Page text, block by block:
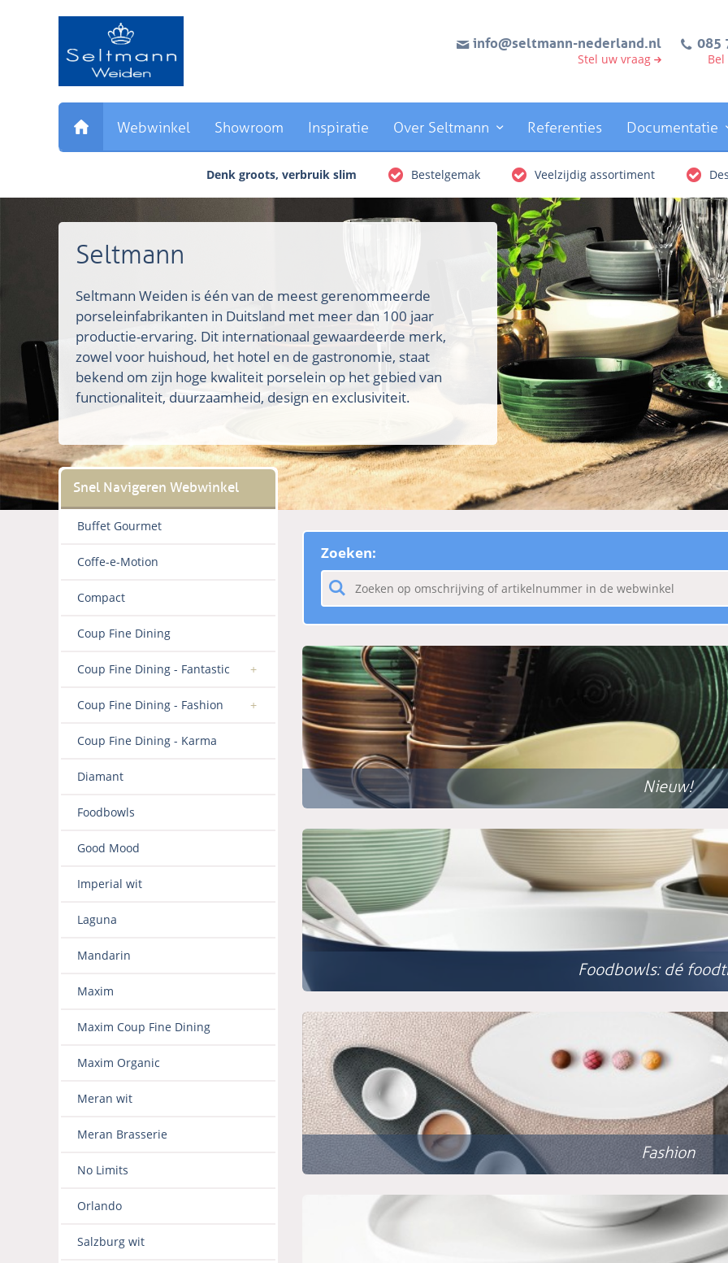
Direct
info@seltmann-nederland.nl
Stel uw vraag
085
Webwinkel Showroom Inspiratie Over Seltmann Referenties Documentatie
Denk groots, verbruik slim Bestelgemak Veelzijdig assortiment
Seltmann
Seltmann Weiden is één van de meest gerenommeerde
porseleinfabrikanten in Duitsland met meer dan 100 jaar
productie-ervaring. Dit internationaal gewaardeerde merk,
zowel voor huishoud, het hotel en de gastronomie, staat
bekend om zijn hoge kwaliteit porselein op het gebied van
functionaliteit, duurzaamheid, design en exclusiviteit.
Buffet Gourmet
Coffe-e-Motion
Compact
Coup Fine Dining
Coup Fine Dining - Fantastic
Coup Fine Dining - Fashion
Coup Fine Dining - Karma
Diamant
Foodbowls
Good Mood
Imperial wit
Laguna
Mandarin
Maxim
Maxim Coup Fine Dining
Maxim Organic
Meran wit
Meran Brasserie
No Limits
Orlando
Salzburg wit
Zoeken:
Nieuw!
Foodbowls: dé
Fashion